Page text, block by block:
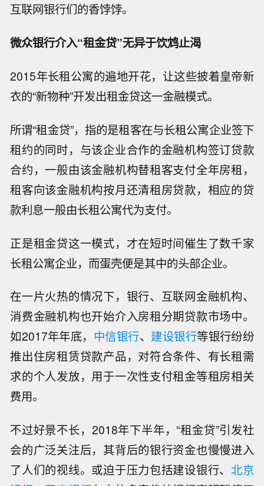
互联网银行们的香饽饽。
微众银行介入“租金贷”无异于饮鸩止渴
2015年长租公寓的遍地开花，让这些披着皇帝新
衣的“新物种”开发出租金贷这一金融模式。
所谓“租金贷”，指的是租客在与长租公寓企业签下
租约的同时，与该企业合作的金融机构签订贷款
合约，一般由该金融机构替租客支付全年房租，
租客向该金融机构按月还清租房贷款，相应的贷
款利息一般由长租公寓代为支付。
正是租金贷这一模式，才在短时间催生了数千家
长租公寓企业，而蛋壳便是其中的头部企业。
在一片火热的情况下，银行、互联网金融机构、
消费金融机构也开始介入房租分期贷款市场中。
如2017年年底， 中信银行、 建设银行等银行纷纷
推出住房租赁贷款产品，对符合条件、有长租需
求的个人发放，用于一次性支付租金等租房相关
费用。
不过好景不长，2018年下半年，“租金贷”引发社
会的广泛关注后，其背后的银行资金也慢慢进入
了人们的视线。或迫于压力包括建设银行、 北京